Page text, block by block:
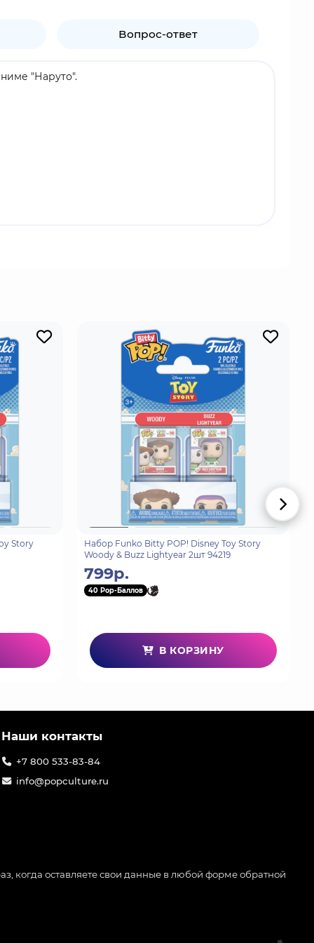
Вопрос-ответ
"Наруто".
Story
Набор Funko Bitty POP! Disney Toy Story
Woody & Buzz Lightyear 2шт 94219
799р.
40 Pop-Баллов
В КОРЗИНУ
Наши контакты
+7 800 533-83-84
info@popculture.ru
когда оставляете свои данные в любой форме обратной